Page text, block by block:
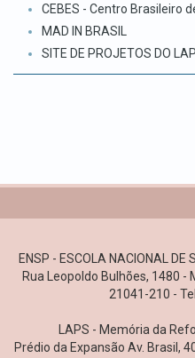
CEBES - Centro Brasileiro
MAD IN BRASIL
SITE DE PROJETOS DO
ENSP - ESCOLA NACIONAL DE
Rua Leopoldo Bulhões, 1480 -
21041-210 -
LAPS - Memória da
Prédio da Expansão Av. Brasil,